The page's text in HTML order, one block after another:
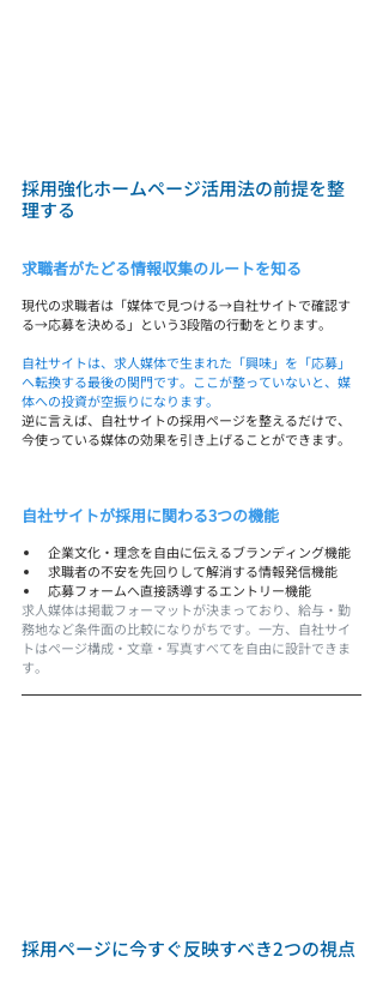
採用強化ホームページ活用法の前提を整
理する
求職者がたどる情報収集のルートを知る
現代の求職者は「媒体で見つける→自社サイトで確認す
る→応募を決める」という3段階の行動をとります。
自社サイトは、求人媒体で生まれた「興味」を「応募」
へ転換する最後の関門です。ここが整っていないと、媒
体への投資が空振りになります。
逆に言えば、自社サイトの採用ページを整えるだけで、
今使っている媒体の効果を引き上げることができます。
自社サイトが採用に関わる3つの機能
企業文化・理念を自由に伝えるブランディング機能
求職者の不安を先回りして解消する情報発信機能
応募フォームへ直接誘導するエントリー機能
求人媒体は掲載フォーマットが決まっており、給与・勤
務地など条件面の比較になりがちです。一方、自社サイ
トはページ構成・文章・写真すべてを自由に設計できま
す。
採用ページに今すぐ反映すべき2つの視点